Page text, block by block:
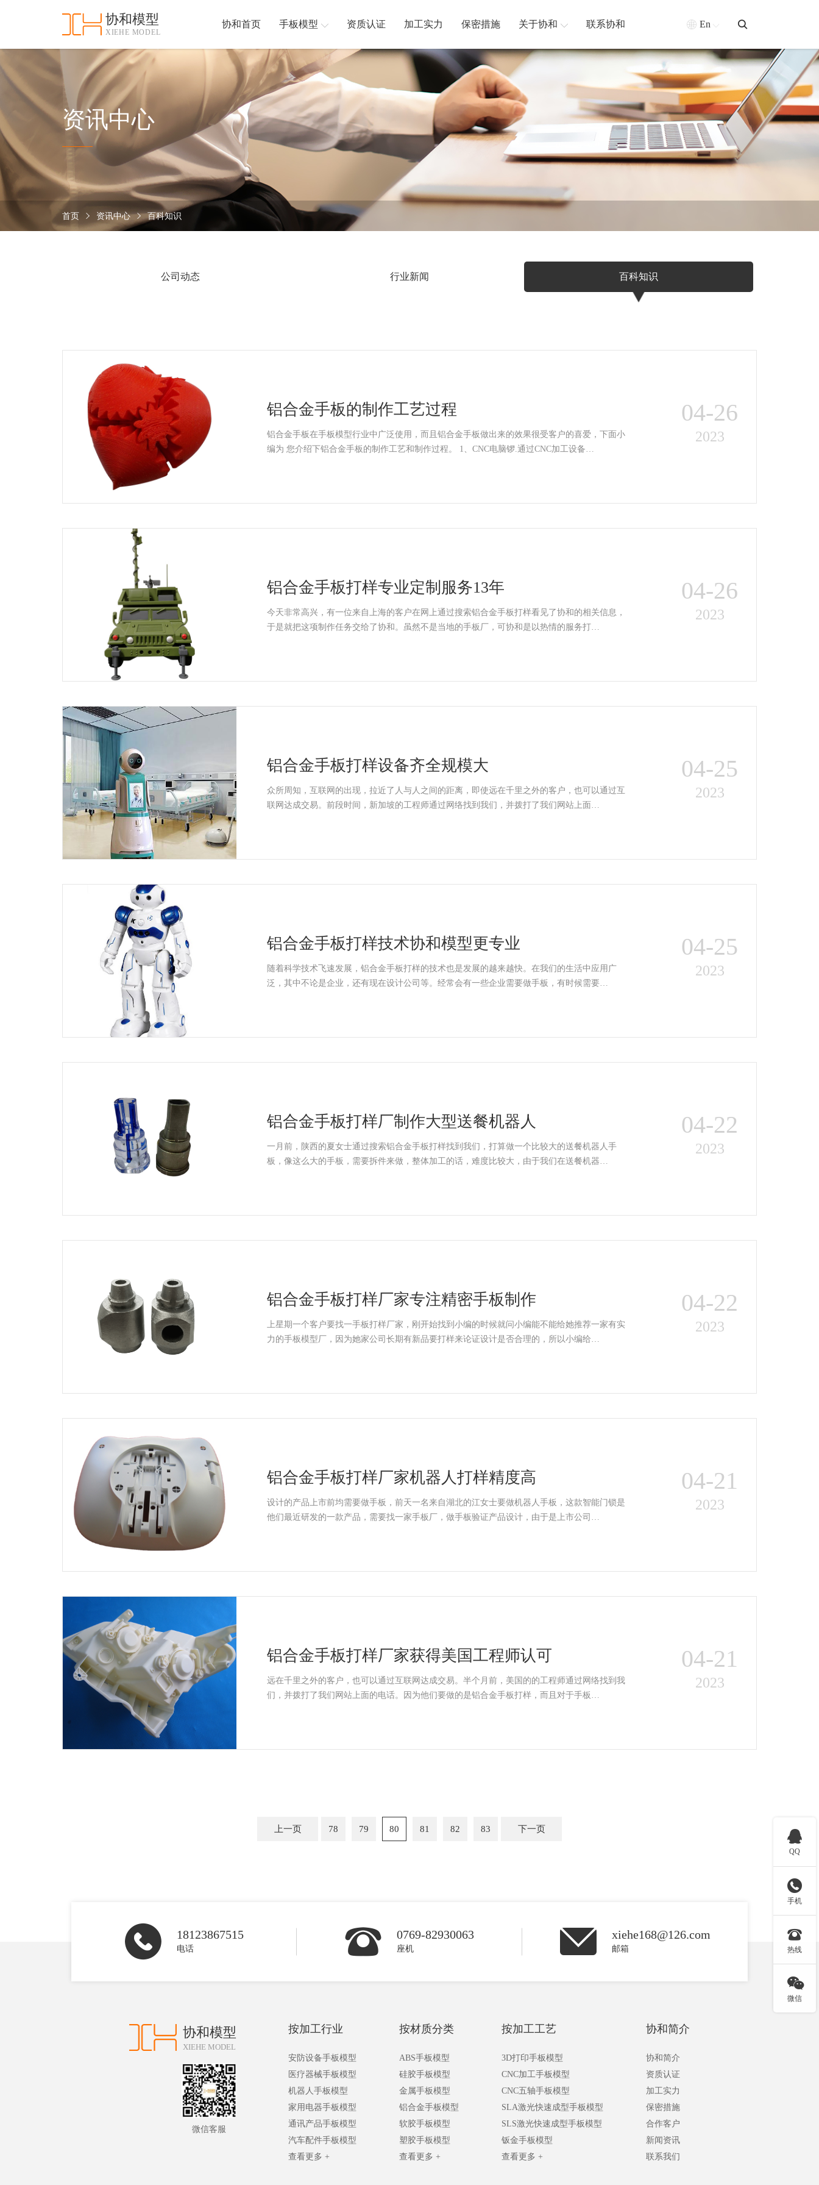
协和模型
XIEHE MODEL
协和首页 手板模型 资质认证 加工实力 保密措施 关于协和 联系协和 En
资讯中心
首页 资讯中心 百科知识
公司动态 行业新闻 百科知识
铝合金手板的制作工艺过程
铝合金手板在手板模型行业中广泛使用，而且铝合金手板做出来的效果很受客户的喜爱，下面小
编为 您介绍下铝合金手板的制作工艺和制作过程。 1、CNC电脑锣.通过CNC加工设备…
04-26
2023
铝合金手板打样专业定制服务13年
今天非常高兴，有一位来自上海的客户在网上通过搜索铝合金手板打样看见了协和的相关信息，
于是就把这项制作任务交给了协和。虽然不是当地的手板厂，可协和是以热情的服务打…
04-26
2023
铝合金手板打样设备齐全规模大
众所周知，互联网的出现，拉近了人与人之间的距离，即使远在千里之外的客户，也可以通过互
联网达成交易。前段时间，新加坡的工程师通过网络找到我们，并拨打了我们网站上面…
04-25
2023
铝合金手板打样技术协和模型更专业
随着科学技术飞速发展，铝合金手板打样的技术也是发展的越来越快。在我们的生活中应用广
泛，其中不论是企业，还有现在设计公司等。经常会有一些企业需要做手板，有时候需要…
04-25
2023
铝合金手板打样厂制作大型送餐机器人
一月前，陕西的夏女士通过搜索铝合金手板打样找到我们，打算做一个比较大的送餐机器人手
板，像这么大的手板，需要拆件来做，整体加工的话，难度比较大，由于我们在送餐机器…
04-22
2023
铝合金手板打样厂家专注精密手板制作
上星期一个客户要找一手板打样厂家，刚开始找到小编的时候就问小编能不能给她推荐一家有实
力的手板模型厂，因为她家公司长期有新品要打样来论证设计是否合理的，所以小编给…
04-22
2023
铝合金手板打样厂家机器人打样精度高
设计的产品上市前均需要做手板，前天一名来自湖北的江女士要做机器人手板，这款智能门锁是
他们最近研发的一款产品，需要找一家手板厂，做手板验证产品设计，由于是上市公司…
04-21
2023
铝合金手板打样厂家获得美国工程师认可
远在千里之外的客户，也可以通过互联网达成交易。半个月前，美国的的工程师通过网络找到我
们，并拨打了我们网站上面的电话。因为他们要做的是铝合金手板打样，而且对于手板…
04-21
2023
上一页 78 79 80 81 82 83 下一页
18123867515
电话
0769-82930063
座机
xiehe168@126.com
邮箱
协和模型
XIEHE MODEL
微信客服
按加工行业
安防设备手板模型
医疗器械手板模型
机器人手板模型
家用电器手板模型
通讯产品手板模型
汽车配件手板模型
查看更多 +
按材质分类
ABS手板模型
硅胶手板模型
金属手板模型
铝合金手板模型
软胶手板模型
塑胶手板模型
查看更多 +
按加工工艺
3D打印手板模型
CNC加工手板模型
CNC五轴手板模型
SLA激光快速成型手板模型
SLS激光快速成型手板模型
钣金手板模型
查看更多 +
协和简介
协和简介
资质认证
加工实力
保密措施
合作客户
新闻资讯
联系我们
和
首
页
手
型
资
认
加
实
保
密
施

QQ

手机

热线

微信